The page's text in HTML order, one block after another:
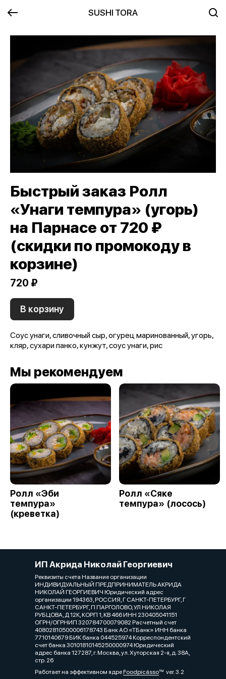
SUSHI TORA
Быстрый заказ Ролл
«Унаги темпура» (угорь)
на Парнасе от 720 ₽
(скидки по промокоду в
корзине)
720 ₽
В корзину
Соус унаги, сливочный сыр, огурец маринованный, угорь,
кляр, сухари панко, кунжут, соус унаги, рис
Мы рекомендуем
Ролл «Эби
темпура»
(креветка)
Ролл «Сяке
темпура» (лосось)
ИП Акрида Николай Георгиевич
Реквизиты счета Название организации
ИНДИВИДУАЛЬНЫЙ ПРЕДПРИНИМАТЕЛЬ АКРИДА
НИКОЛАЙ ГЕОРГИЕВИЧ Юридический адрес
организации 194363, РОССИЯ, Г САНКТ-ПЕТЕРБУРГ, Г
САНКТ-ПЕТЕРБУРГ, П ПАРГОЛОВО, УЛ НИКОЛАЯ
РУБЦОВА, Д 12К, КОРП 1, КВ 466 ИНН 230405041151
ОГРН/ОГРНИП 320784700079082 Расчетный счет
40802810500006178743 Банк АО «ТБанк» ИНН банка
7710140679 БИК банка 044525974 Корреспондентский
счет банка 30101810145250000974 Юридический
адрес банка 127287, г. Москва, ул. Хуторская 2-я, д. 38А,
стр. 26
Работает на эффективном ядреFoodpicássover. 3.2